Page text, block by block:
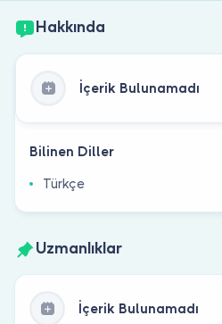
Hakkında
İçerik Bulunamadı
Bilinen Diller
Türkçe
Uzmanlıklar
İçerik Bulunamadı